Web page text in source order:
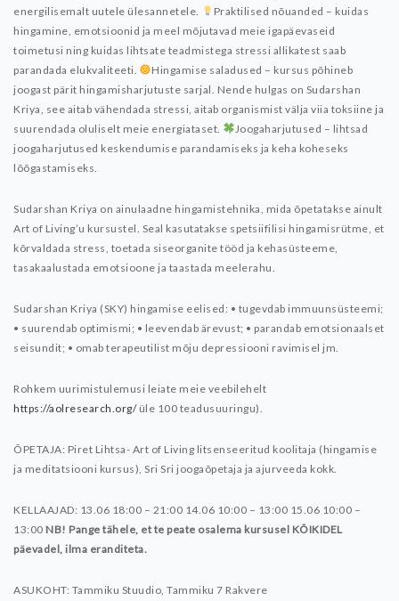
energilisemalt uutele ülesannetele.
Praktilised nõuanded – kuidas
hingamine, emotsioonid ja meel mõjutavad meie igapäevaseid
toimetusi ning kuidas lihtsate teadmistega stressi allikatest saab
parandada elukvaliteeti.
Hingamise saladused – kursus põhineb
joogast pärit hingamisharjutuste sarjal. Nende hulgas on Sudarshan
Kriya, see aitab vähendada stressi, aitab organismist välja viia toksiine ja
suurendada oluliselt meie energiataset.
Joogaharjutused – lihtsad
joogaharjutused keskendumise parandamiseks ja keha koheseks
lõõgastamiseks.
Sudarshan Kriya on ainulaadne hingamistehnika, mida õpetatakse ainult
Art of Living’u kursustel. Seal kasutatakse spetsiifilisi hingamisrütme, et
kõrvaldada stress, toetada siseorganite tööd ja kehasüsteeme,
tasakaalustada emotsioone ja taastada meelerahu.
Sudarshan Kriya (SKY) hingamise eelised: • tugevdab immuunsüsteemi;
• suurendab optimismi; • leevendab ärevust; • parandab emotsionaalset
seisundit; • omab terapeutilist mõju depressiooni ravimisel jm.
Rohkem uurimistulemusi leiate meie veebilehelt
https://aolresearch.org/üle 100 teadusuuringu).
ÕPETAJA: Piret Lihtsa- Art of Living litsenseeritud koolitaja (hingamise
ja meditatsiooni kursus), Sri Sri joogaõpetaja ja ajurveeda kokk.
KELLAAJAD: 13.06 18:00 – 21:00 14.06 10:00 – 13:00 15.06 10:00 –
13:00 NB! Pange tähele, et te peate osalema kursusel KÕIKIDEL
päevadel, ilma eranditeta.
ASUKOHT: Tammiku Stuudio, Tammiku 7 Rakvere